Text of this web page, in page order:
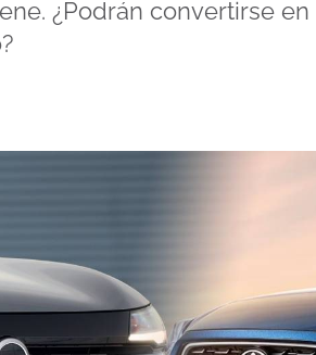
¿Podrán convertirse